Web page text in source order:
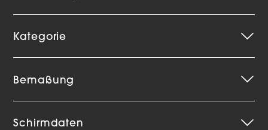
Kategorie
Bemaßung
Schirmdaten